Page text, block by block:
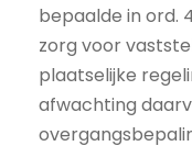
bepaalde in ord.
zorg voor
plaatselijke
afwachting